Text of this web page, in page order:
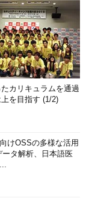
カリキュラムを通過
を目指す (1/2)
けOSSの多様な活用
タ解析、日本語医